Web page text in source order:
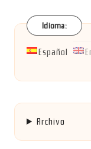
entradas
Idioma:
Español
Archivo